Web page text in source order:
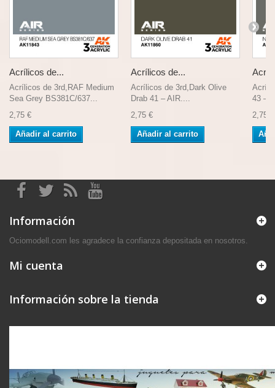
Acrílicos de...
Acrílicos de 3rd,RAF Medium
Sea Grey BS381C/637...
2,75 €
Añadir al carrito
Acrílicos de...
Acrílicos de 3rd,Dark Olive
Drab 41 – AIR....
2,75 €
Añadir al carrito
43 –
2,75 €
Información
Ociomodell.com les agradece la confianza depositada en nosotros.
Mi cuenta
Información sobre la tienda